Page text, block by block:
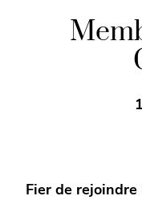
Fier de